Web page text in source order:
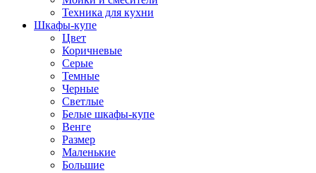
Техника для кухни
Шкафы-купе
Цвет
Коричневые
Серые
Темные
Черные
Светлые
Белые шкафы-купе
Венге
Размер
Маленькие
Большие